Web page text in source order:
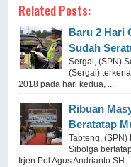
Related Posts:
Baru 2 Hari
Sudah
Sergai, (SPN)
(Sergai)
2018 pada hari kedua, ...
Ribuan
Beratatap
Tapteng,
Sibolga
Irjen Pol Agus Andrianto SH